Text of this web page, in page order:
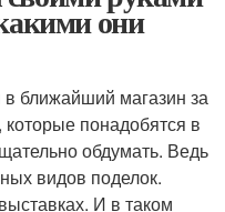
они
ближайший магазин за
понадобятся в
обдумать. Ведь
видов поделок.
И в таком